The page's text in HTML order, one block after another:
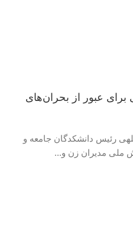
عبور از بحران‌های
رئیس دانشکدگان جامعه و
ملی مدیران زن و...